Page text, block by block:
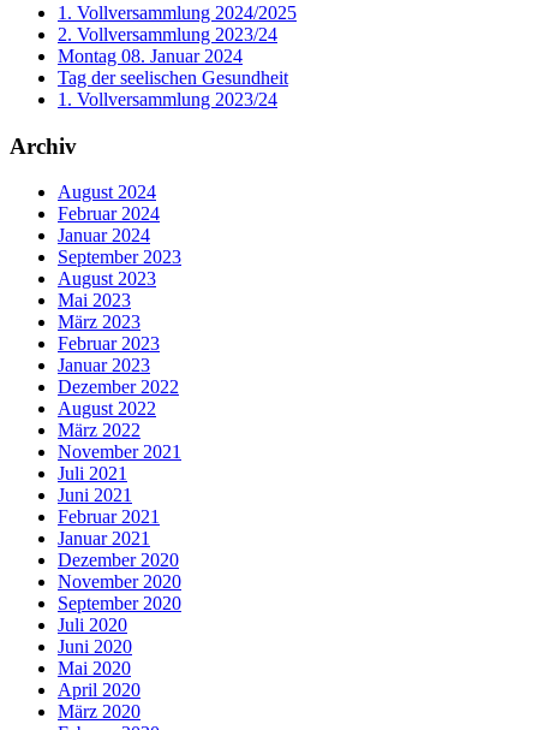
1. Vollversammlung 2024/2025
2. Vollversammlung 2023/24
Montag 08. Januar 2024
Tag der seelischen Gesundheit
1. Vollversammlung 2023/24
Archiv
August 2024
Februar 2024
Januar 2024
September 2023
August 2023
Mai 2023
März 2023
Februar 2023
Januar 2023
Dezember 2022
August 2022
März 2022
November 2021
Juli 2021
Juni 2021
Februar 2021
Januar 2021
Dezember 2020
November 2020
September 2020
Juli 2020
Juni 2020
Mai 2020
April 2020
März 2020